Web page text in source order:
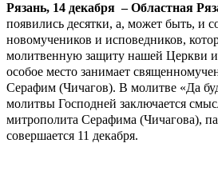
Рязань, 14 декабря – Областная
появились десятки, а, может быть, и
новомучеников и исповедников,
молитвенную защиту нашей Церкви
особое место занимает
Серафим (Чичагов). В молитве «Да
молитвы Господней заключается
митрополита Серафима (Чичагова),
совершается 11 декабря.